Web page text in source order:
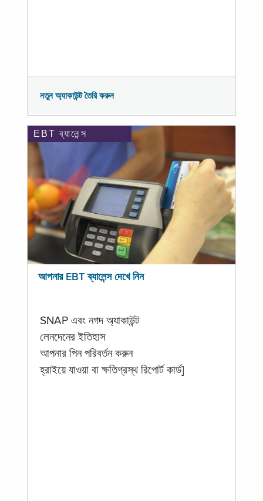
নতুন অ্যাকাউন্ট তৈরি করুন
EBT ব্যালেন্স
আপনার EBT ব্যালেন্স দেখে নিন
SNAP এবং নগদ অ্যাকাউন্ট
লেনদেনের ইতিহাস
আপনার পিন পরিবর্তন করুন
হ্রাইয়ে যাওয়া বা ক্ষতিগ্রস্থ রিপোর্ট কার্ড]